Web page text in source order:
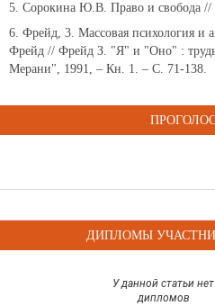
Сорокина Ю.В. Право и свобода
Фрейд, 3. Массовая психология и
Фрейд // Фрейд З. "Я" и "Оно" :
Мерани", 1991, – Кн. 1. – С. 71-138.
ДИПЛОМЫ
У данной статьи нет
дипломов